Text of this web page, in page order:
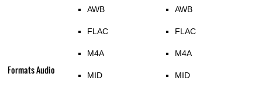
Formats Audio
AWB
FLAC
M4A
MID
AWB
FLAC
M4A
MID